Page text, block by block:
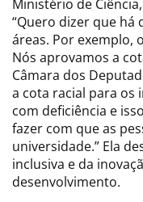
Ministério de
“Quero dizer que há
áreas. Por exemplo,
Nós aprovamos a
Câmara dos
a cota racial para os
com deficiência e
fazer com que as
universidade.” Ela
inclusiva e da
desenvolvimento.